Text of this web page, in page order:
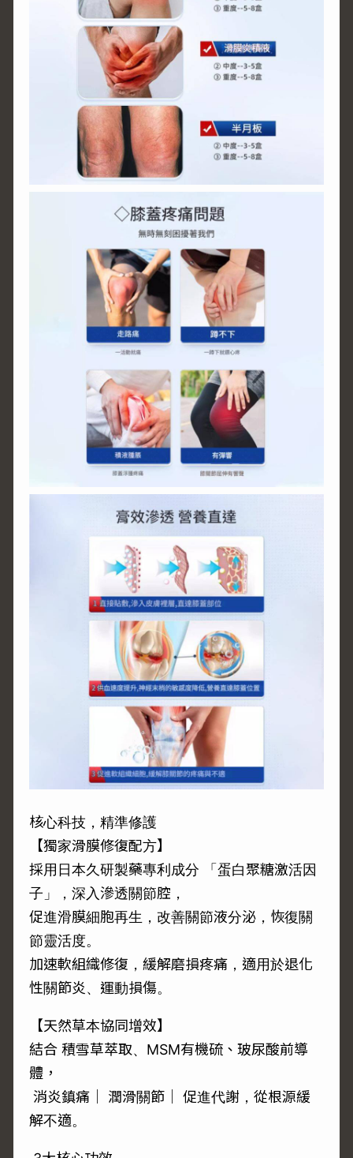
核心科技，精準修護
【獨家滑膜修復配方】
採用日本久研製藥專利成分 「蛋白聚糖激活因
子」，深入滲透關節腔，
促進滑膜細胞再生，改善關節液分泌，恢復關
節靈活度。
加速軟組織修復，緩解磨損疼痛，適用於退化
性關節炎、運動損傷。
【天然草本協同增效】
結合 積雪草萃取、MSM有機硫、玻尿酸前導
體，
消炎鎮痛｜ 潤滑關節｜ 促進代謝，從根源緩
解不適。